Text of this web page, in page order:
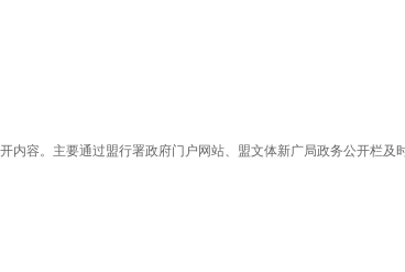
容。主要通过盟行署政府门户网站、盟文体新广局政务公开栏及时